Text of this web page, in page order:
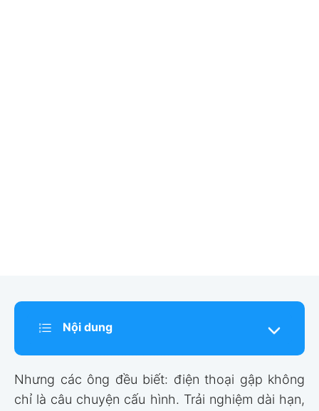
Nội dung
Nhưng các ông đều biết: điện thoại gập không
chỉ là câu chuyện cấu hình. Trải nghiệm dài hạn,